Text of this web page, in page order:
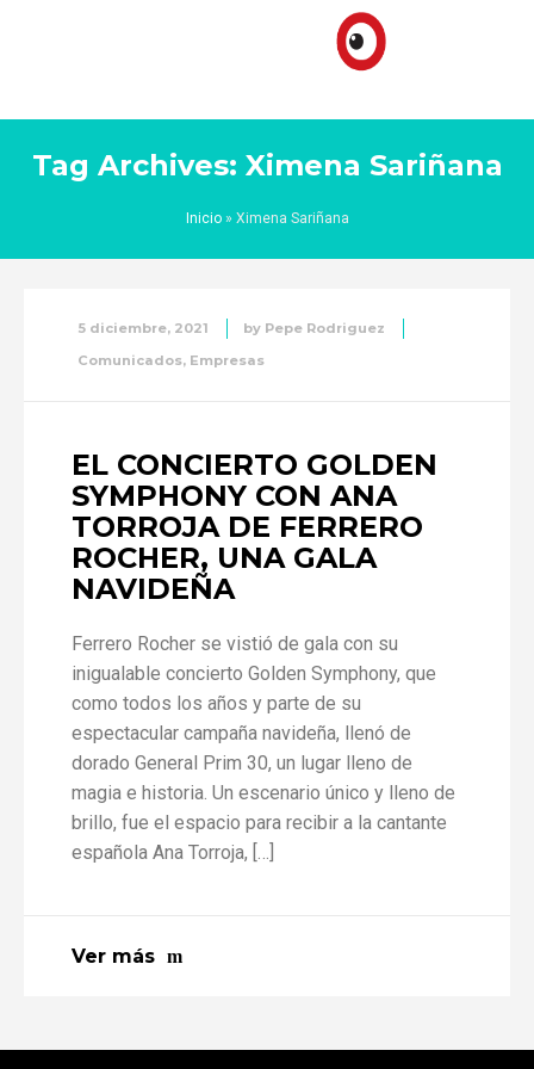
Tag Archives: Ximena Sariñana
Inicio» Ximena Sariñana
5 diciembre, 2021 by Pepe Rodriguez
Comunicados, Empresas
EL CONCIERTO GOLDEN
SYMPHONY CON ANA
TORROJA DE FERRERO
ROCHER, UNA GALA
NAVIDEÑA
Ferrero Rocher se vistió de gala con su
inigualable concierto Golden Symphony, que
como todos los años y parte de su
espectacular campaña navideña, llenó de
dorado General Prim 30, un lugar lleno de
magia e historia. Un escenario único y lleno de
brillo, fue el espacio para recibir a la cantante
española Ana Torroja, […]
Ver más